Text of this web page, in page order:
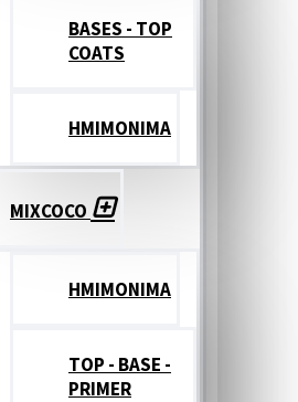
BASES - TOP
COATS
ΗΜΙΜΟΝΙΜΑ
MIXCOCO
HMIMONIMA
TOP - BASE -
PRIMER